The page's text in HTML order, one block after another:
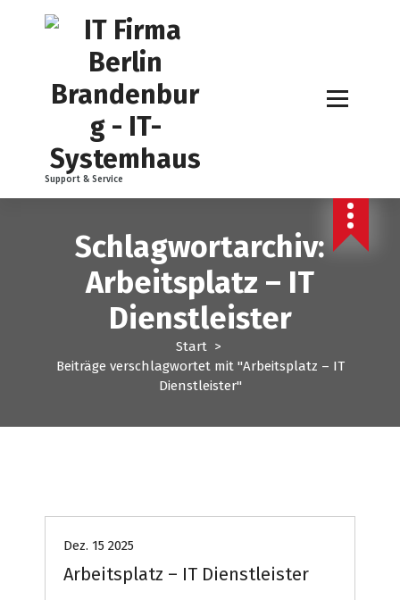
Support & Service
Schlagwortarchiv:
Arbeitsplatz – IT
Dienstleister
Start>
Beiträge verschlagwortet mit "Arbeitsplatz – IT
Dienstleister"
Dez. 15 2025
Arbeitsplatz – IT Dienstleister